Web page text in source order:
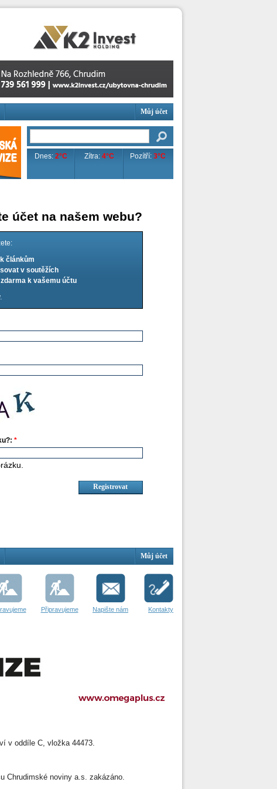
Můj účet
Dnes:2°C Zítra:4°C Pozítří: 3°C
účet na našem webu?
článkům
v soutěžích
k vašemu účtu
*
Můj účet
Připravujeme Napište nám Kontakty
v oddíle C, vložka 44473.
Chrudimské noviny a.s. zakázáno.